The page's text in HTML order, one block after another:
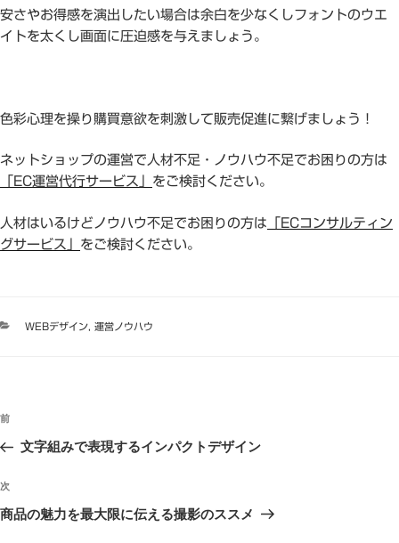
安さやお得感を演出したい場合は余白を少なくしフォントのウエ
イトを太くし画面に圧迫感を与えましょう。
色彩心理を操り購買意欲を刺激して販売促進に繋げましょう！
ネットショップの運営で人材不足・ノウハウ不足でお困りの方は
「EC運営代行サービス」 をご検討ください。
人材はいるけどノウハウ不足でお困りの方は 「ECコンサルティン
グサービス」 をご検討ください。
カ
WEBデザイン, 運営ノウハウ
投
ビ
ゲ
過
去
投
稿
前
文字組みで表現するインパクトデザイン
次
の
次
商品の魅力を最大限に伝える撮影のススメ